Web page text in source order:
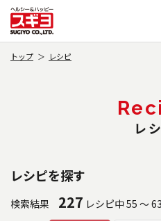
トップ レシピ
レ
レシピを探す
検索結果 227 レシピ中 55 ～